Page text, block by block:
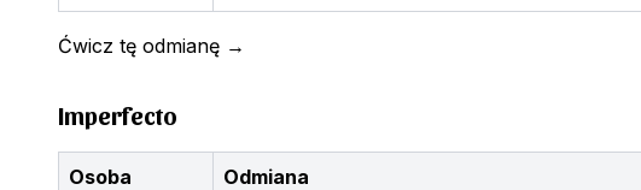
Ćwicz tę odmianę →
Imperfecto
Osoba Odmiana